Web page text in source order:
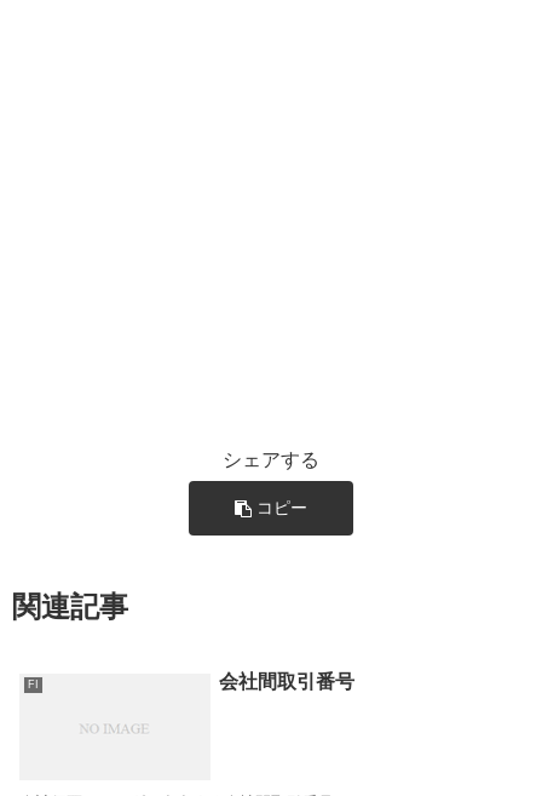
シェアする
コピー
関連記事
FI 会社間取引番号